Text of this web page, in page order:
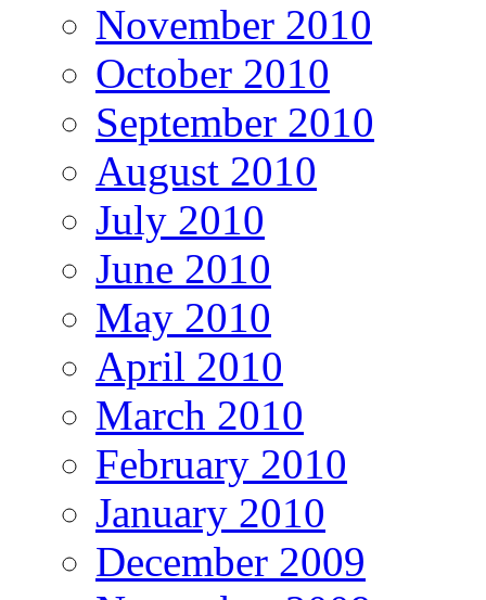
November 2010
October 2010
September 2010
August 2010
July 2010
June 2010
May 2010
April 2010
March 2010
February 2010
January 2010
December 2009